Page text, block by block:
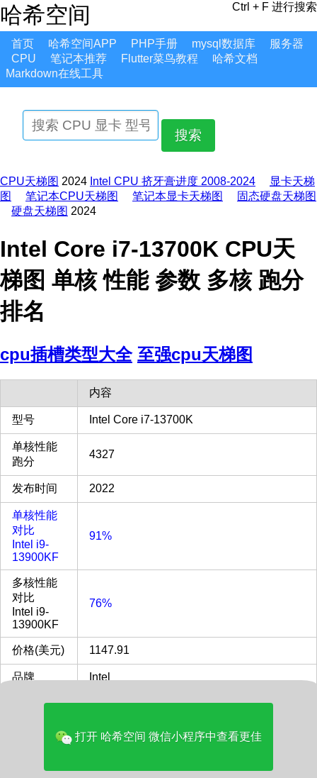
哈希空间 Ctrl + F 进行搜索
首页 哈希空间APP PHP手册 mysql数据库
服务器
CPU
笔记本推荐 Flutter菜鸟教程
哈希文档
Markdown在线工具
搜索
CPU天梯图 2024 Intel CPU 挤牙膏进度 2008-2024
显卡天梯
图
笔记本CPU天梯图 笔记本显卡天梯图
固态硬盘天梯图
硬盘天梯图 2024
Intel Core i7-13700K CPU天
梯图 单核 性能 参数 多核 跑分
排名
cpu插槽类型大全 至强cpu天梯图
内容
型号 Intel Core i7-13700K
单核性能
跑分
4327
发布时间 2022
单核性能
对比
Intel i9-
13900KF
91%
多核性能
对比
Intel i9-
13900KF
76%
价格(美元) 1147.91
品牌 Intel
多核评分 46367
GPU核显 Intel UHD Graphics 770
打开 哈希空间 微信小程序中查看更佳